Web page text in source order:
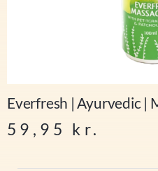
Everfresh | Ayurvedic |
59,95 kr.